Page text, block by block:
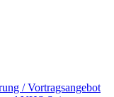
/ Vortragsangebot